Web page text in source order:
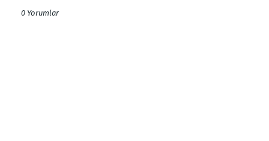
0 Yorumlar